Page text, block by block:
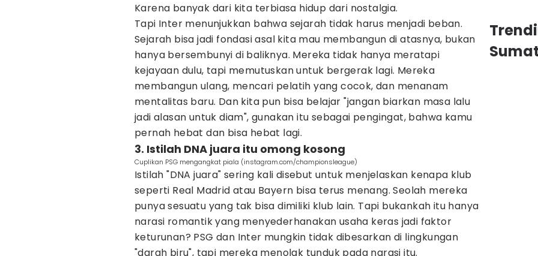
Karena banyak dari kita terbiasa hidup dari nostalgia.
Tapi Inter menunjukkan bahwa sejarah tidak harus menjadi beban.
Sejarah bisa jadi fondasi asal kita mau membangun di atasnya, bukan
hanya bersembunyi di baliknya. Mereka tidak hanya meratapi
kejayaan dulu, tapi memutuskan untuk bergerak lagi. Mereka
membangun ulang, mencari pelatih yang cocok, dan menanam
mentalitas baru. Dan kita pun bisa belajar "jangan biarkan masa lalu
jadi alasan untuk diam", gunakan itu sebagai pengingat, bahwa kamu
pernah hebat dan bisa hebat lagi.
3. Istilah DNA juara itu omong kosong
Cuplikan PSG mengangkat piala (instagram.com/championsleague)
Istilah "DNA juara" sering kali disebut untuk menjelaskan kenapa klub
seperti Real Madrid atau Bayern bisa terus menang. Seolah mereka
punya sesuatu yang tak bisa dimiliki klub lain. Tapi bukankah itu hanya
narasi romantik yang menyederhanakan usaha keras jadi faktor
keturunan? PSG dan Inter mungkin tidak dibesarkan di lingkungan
"darah biru", tapi mereka menolak tunduk pada narasi itu.